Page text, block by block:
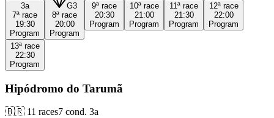
3a
7ª race
19:30
Program
G3
8ª race
20:00
Program
9ª race
20:30
Program
10ª race
21:00
Program
11ª race
21:30
Program
12ª race
22:00
Program
13ª race
22:30
Program
Hipódromo do Tarumã
🇧🇷 11 races7 cond. 3a